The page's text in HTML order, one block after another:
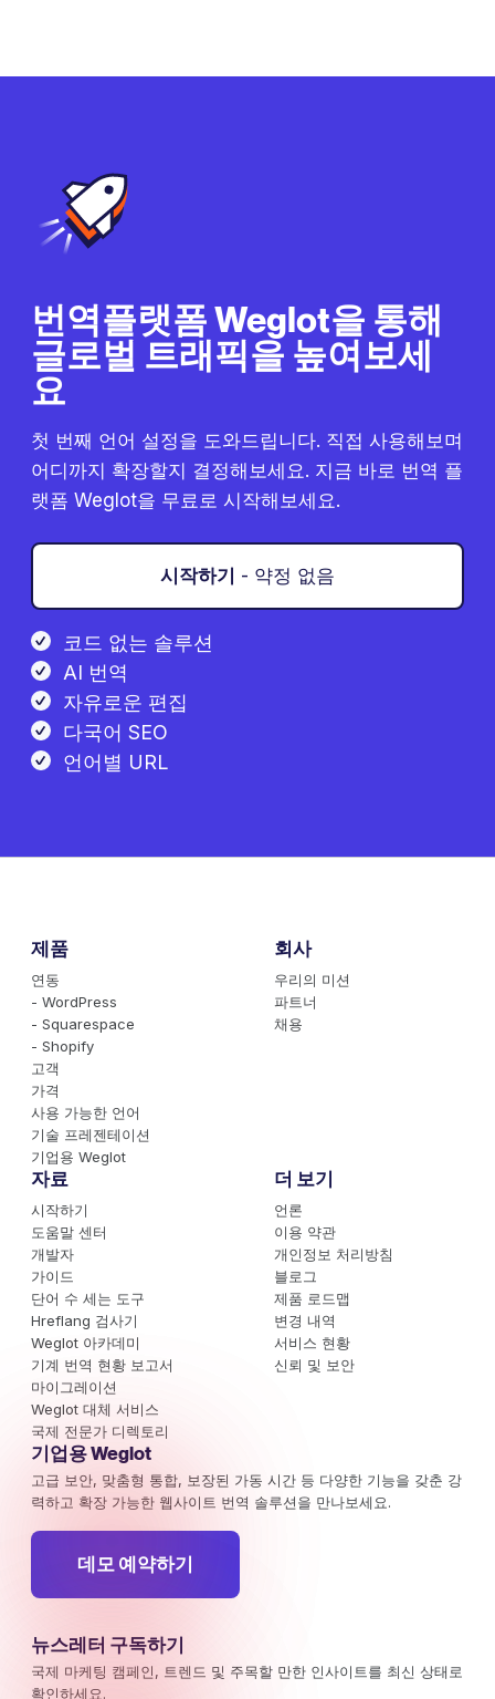
번역플랫폼 Weglot을 통해
글로벌 트래픽을 높여보세
요
첫 번째 언어 설정을 도와드립니다. 직접 사용해보며
어디까지 확장할지 결정해보세요. 지금 바로 번역 플
랫폼 Weglot을 무료로 시작해보세요.
시작하기 - 약정 없음
코드 없는 솔루션
AI 번역
자유로운 편집
다국어 SEO
언어별 URL
제품
연동
- WordPress
- Squarespace
- Shopify
고객
가격
사용 가능한 언어
기술 프레젠테이션
기업용 Weglot
회사
우리의 미션
파트너
채용
자료
시작하기
도움말 센터
개발자
가이드
단어 수 세는 도구
Hreflang 검사기
Weglot 아카데미
기계 번역 현황 보고서
마이그레이션
Weglot 대체 서비스
국제 전문가 디렉토리
더 보기
언론
이용 약관
개인정보 처리방침
블로그
제품 로드맵
변경 내역
서비스 현황
신뢰 및 보안
기업용 Weglot
고급 보안, 맞춤형 통합, 보장된 가동 시간 등 다양한 기능을 갖춘 강
력하고 확장 가능한 웹사이트 번역 솔루션을 만나보세요.
데모 예약하기
뉴스레터 구독하기
국제 마케팅 캠페인, 트렌드 및 주목할 만한 인사이트를 최신 상태로
확인하세요.